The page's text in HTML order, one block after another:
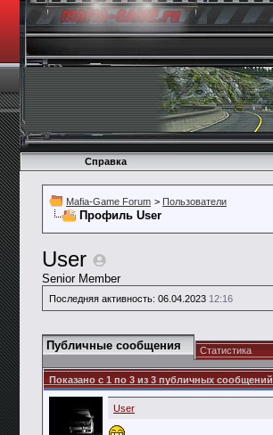
Справка
Mafia-Game Forum > Пользователи
Профиль User
User
Senior Member
Последняя активность: 06.04.2023 12:16
Публичные сообщения Статистика
Показано с 1 по3из3публичных сообщений
User